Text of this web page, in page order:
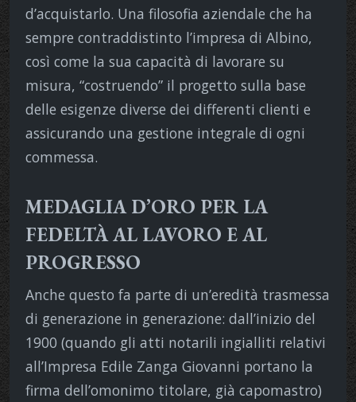
d’acquistarlo. Una filosofia aziendale che ha
sempre contraddistinto l’impresa di Albino,
così come la sua capacità di lavorare su
misura, “costruendo” il progetto sulla base
delle esigenze diverse dei differenti clienti e
assicurando una gestione integrale di ogni
commessa.
MEDAGLIA D’ORO PER LA
FEDELTÀ AL LAVORO E AL
PROGRESSO
Anche questo fa parte di un’eredità trasmessa
di generazione in generazione: dall’inizio del
1900 (quando gli atti notarili ingialliti relativi
all’Impresa Edile Zanga Giovanni portano la
firma dell’omonimo titolare, già capomastro)